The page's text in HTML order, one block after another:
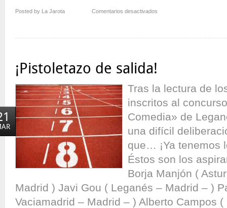
Posted by La Jarota Comentarios desactivados
jugado!
¡Pistoletazo de salida!
Tras la lectura de
inscritos al
Comedia» de
una difícil
que… ¡Ya tenemos
Éstos son los
Borja Manjón (
Madrid ) Javi Gou ( Leganés – Madrid – )
Vaciamadrid – Madrid – ) Alberto Campos